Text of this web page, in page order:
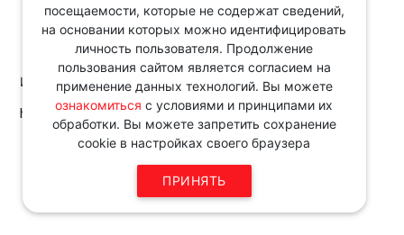
Источник:
http://www.consultant.ru
посещаемости, которые не содержат сведений,
на основании которых можно идентифицировать
личность пользователя. Продолжение
пользования сайтом является согласием на
применение данных технологий. Вы можете
ознакомиться с условиями и принципами их
обработки. Вы можете запретить сохранение
cookie в настройках своего браузера
ПРИНЯТЬ
Звоните по телефону в рабочие
дни с 9:00 до 18:00
8 343 287 51 45